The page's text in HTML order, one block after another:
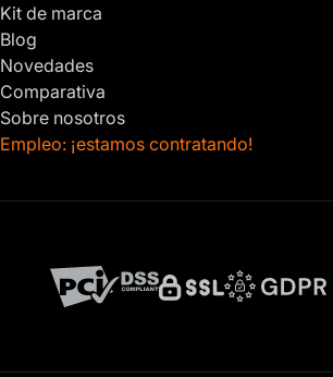
Kit de marca
Blog
Novedades
Comparativa
Sobre nosotros
Empleo: ¡estamos contratando!